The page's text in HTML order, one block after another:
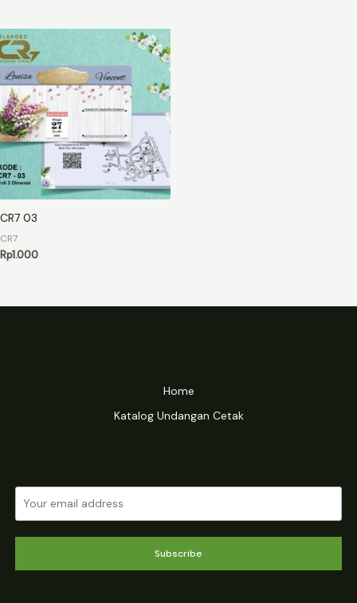
CR7 03
CR7
Rp1.000
Home
Katalog Undangan Cetak
Subscribe